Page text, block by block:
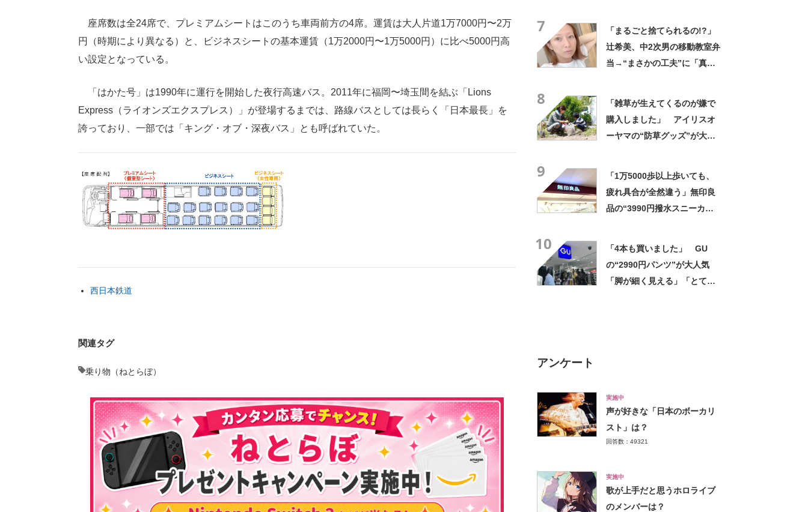
座席数は全24席で、プレミアムシートはこのうち車両前方の4席。運賃は大人片道1万7000円〜2万
円（時期により異なる）と、ビジネスシートの基本運賃（1万2000円〜1万5000円）に比べ5000円高
い設定となっている。
「はかた号」は1990年に運行を開始した夜行高速バス。2011年に福岡〜埼玉間を結ぶ「Lions
Express（ライオンズエクスプレス）」が登場するまでは、路線バスとしては長らく「日本最長」を
誇っており、一部では「キング・オブ・深夜バス」とも呼ばれていた。
西日本鉄道
関連タグ
乗り物（ねとらぼ）
7
「まるごと捨てられるの!?」
辻希美、中2次男の移動教室弁
当→“まさかの工夫”に「真似
8
「雑草が生えてくるのが嫌で
購入しました」 アイリスオ
ーヤマの“防草グッズ”が大人
9
「1万5000歩以上歩いても、
疲れ具合が全然違う」無印良
品の“3990円撥水スニーカ
10
「4本も買いました」 GU
の“2990円パンツ”が大人気
「脚が細く見える」「とても
アンケート
実施中
声が好きな「日本のボーカリ
スト」は？
回答数：49321
実施中
歌が上手だと思うホロライブ
のメンバーは？